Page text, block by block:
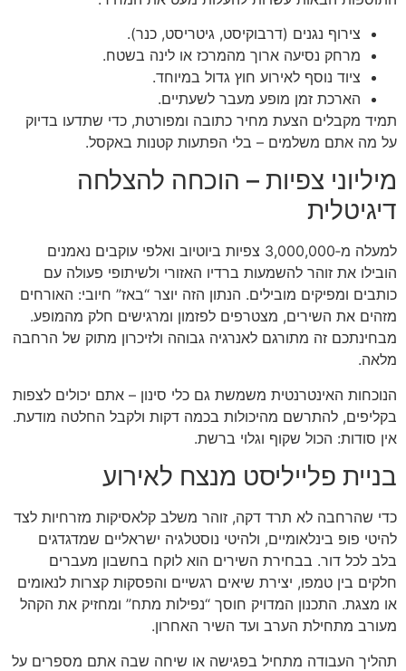
צירוף נגנים (דרבוקיסט, גיטריסט, כנר).
מרחק נסיעה ארוך מהמרכז או לינה בשטח.
ציוד נוסף לאירוע חוץ גדול במיוחד.
הארכת זמן מופע מעבר לשעתיים.
תמיד מקבלים הצעת מחיר כתובה ומפורטת, כדי שתדעו בדיוק
על מה אתם משלמים – בלי הפתעות קטנות באקסל.
מיליוני צפיות – הוכחה להצלחה
דיגיטלית
למעלה מ‑3,000,000 צפיות ביוטיוב ואלפי עוקבים נאמנים
הובילו את זוהר להשמעות ברדיו האזורי ולשיתופי פעולה עם
כותבים ומפיקים מובילים. הנתון הזה יוצר “באז” חיובי: האורחים
מזהים את השירים, מצטרפים לפזמון ומרגישים חלק מהמופע.
מבחינתכם זה מתורגם לאנרגיה גבוהה ולזיכרון מתוק של הרחבה
מלאה.
הנוכחות האינטרנטית משמשת גם כלי סינון – אתם יכולים לצפות
בקליפים, להתרשם מהיכולות בכמה דקות ולקבל החלטה מודעת.
אין סודות: הכול שקוף וגלוי ברשת.
בניית פלייליסט מנצח לאירוע
כדי שהרחבה לא תרד דקה, זוהר משלב קלאסיקות מזרחיות לצד
להיטי פופ בינלאומיים, ולהיטי נוסטלגיה ישראליים שמדגדגים
בלב לכל דור. בבחירת השירים הוא לוקח בחשבון מעברים
חלקים בין טמפו, יצירת שיאים רגשיים והפסקות קצרות לנאומים
או מצגת. התכנון המדויק חוסך “נפילות מתח” ומחזיק את הקהל
מעורב מתחילת הערב ועד השיר האחרון.
תהליך העבודה מתחיל בפגישה או שיחה שבה אתם מספרים על